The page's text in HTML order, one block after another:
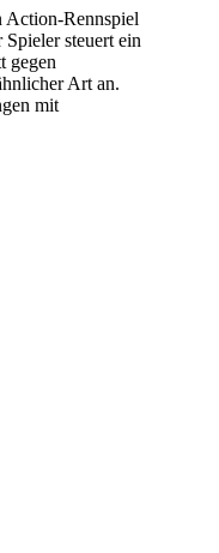
Action-Rennspiel
steuert ein
gegen
Art an.
mit